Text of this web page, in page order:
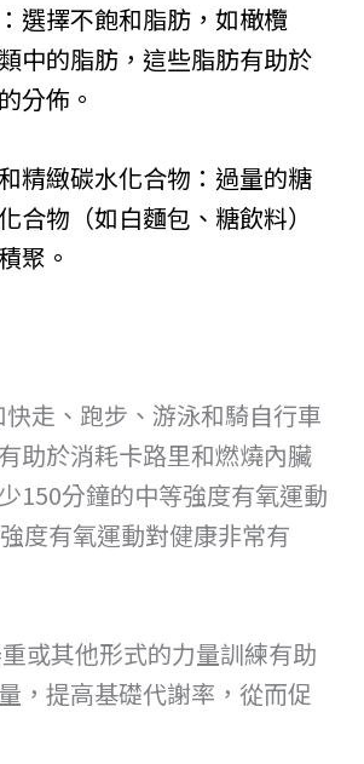
選擇不飽和脂肪，如橄欖
中的脂肪，這些脂肪有助於
分佈。
精緻碳水化合物：過量的糖
合物（如白麵包、糖飲料）
聚。
走、跑步、游泳和騎自行車
助於消耗卡路里和燃燒內臟
150分鐘的中等強度有氧運動
度有氧運動對健康非常有
或其他形式的力量訓練有助
，提高基礎代謝率，從而促